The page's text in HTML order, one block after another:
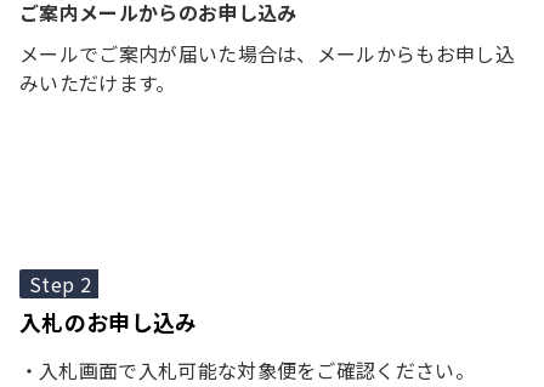
ご案内メールからのお申し込み
メールでご案内が届いた場合は、メールからもお申し込
みいただけます。
Step 2
入札のお申し込み
入札画面で入札可能な対象便をご確認ください。